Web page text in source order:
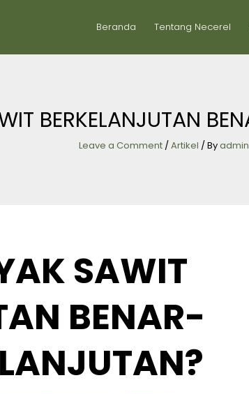
Beranda Tentang Necerel
BERKELANJUTAN
Leave a Comment /Artikel / Byadmin
SAWIT
BENAR-